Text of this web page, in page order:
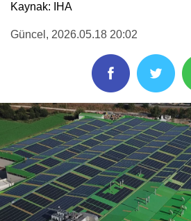
Kaynak: IHA
Güncel , 2026.05.18 20:02